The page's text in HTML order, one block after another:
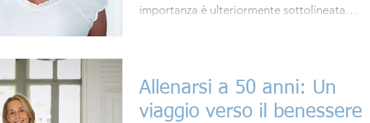
importanza è ulteriormente sottolineata
Allenarsi a 50 anni: Un
viaggio verso il benessere e